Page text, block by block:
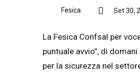
Fesica Set 30,
La Fesica Confsal per
puntuale avvio”, di
per la sicurezza nel